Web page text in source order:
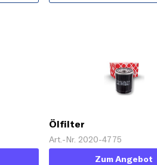
Ölfilter
Art.-Nr. 2020-4775
Zum Angebot